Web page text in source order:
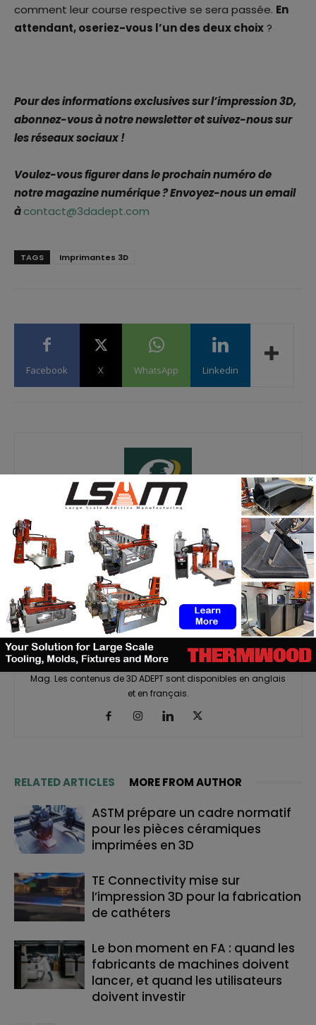
comment leur course respective se sera passée. En
attendant, oseriez-vous l’un des deux choix ?
Pour des informations exclusives sur l’impression 3D,
abonnez-vous à notre newsletter et suivez-nous sur
les réseaux sociaux !
Voulez-vous figurer dans le prochain numéro de
notre magazine numérique ? Envoyez-nous un email
àcontact@3dadept.com
TAGS Imprimantes 3D
Facebook X WhatsApp Linkedin
(3DA)
https://3dadept.com/
3D ADEPT Media est une presse spécialisée qui suit et
analyse les dernières tendances de l’industrie de la
fabrication additive (FA). En tant que ressource de haute
qualité et précise sur la fabrication additive, nous sommes
fiers de fournir des informations actualisées sur lesquelles
vous pouvez compter grâce à notre média en ligne et à
notre magazine imprimé et numérique interactif 3D ADEPT
Mag. Les contenus de 3D ADEPT sont disponibles en anglais
et en français.
RELATED ARTICLES MORE FROM AUTHOR
ASTM prépare un cadre normatif
pour les pièces céramiques
imprimées en 3D
TE Connectivity mise sur
l’impression 3D pour la fabrication
de cathéters
Le bon moment en FA : quand les
fabricants de machines doivent
lancer, et quand les utilisateurs
doivent investir
×